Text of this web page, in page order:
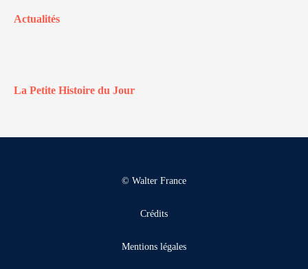
Actualités
La Petite Histoire du Jour
© Walter France
Crédits
Mentions légales